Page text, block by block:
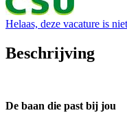
Helaas, deze vacature is
Beschrijving
De baan die past bij jou